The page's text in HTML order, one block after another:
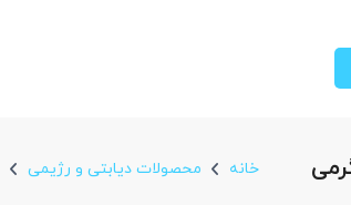
خانه محصولات دیابتی و رژیمی